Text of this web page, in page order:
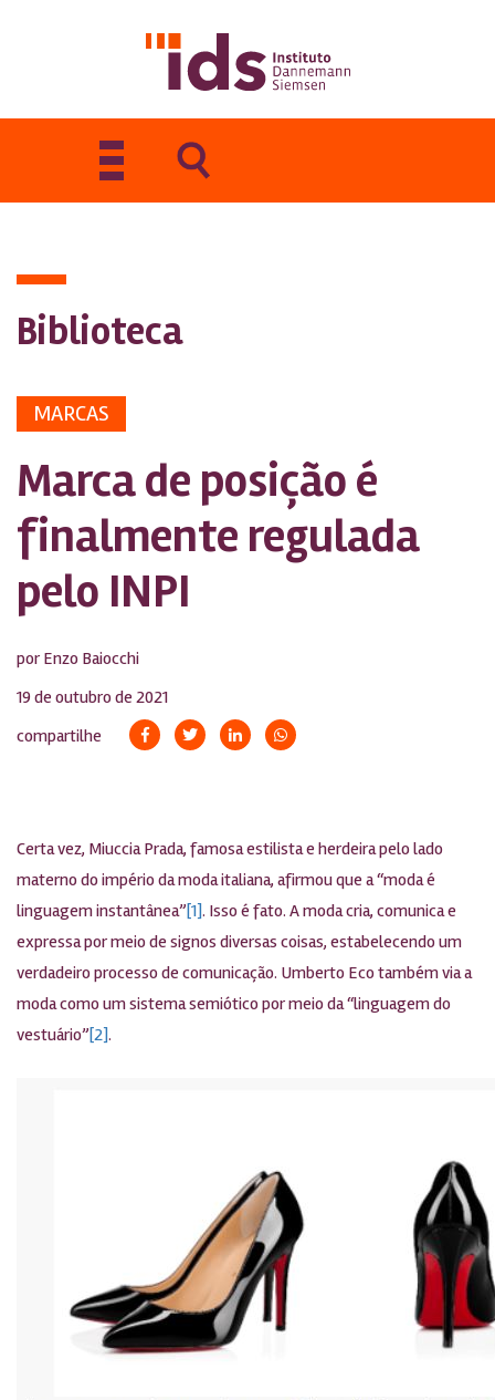
Toggle
navigation
Biblioteca
MARCAS
Marca de posição é
finalmente regulada
pelo INPI
por Enzo Baiocchi
19 de outubro de 2021
compartilhe
Certa vez, Miuccia Prada, famosa estilista e herdeira pelo lado
materno do império da moda italiana, afirmou que a “moda é
linguagem instantânea”[1]. Isso é fato. A moda cria, comunica e
expressa por meio de signos diversas coisas, estabelecendo um
verdadeiro processo de comunicação. Umberto Eco também via a
moda como um sistema semiótico por meio da “linguagem do
vestuário”[2].